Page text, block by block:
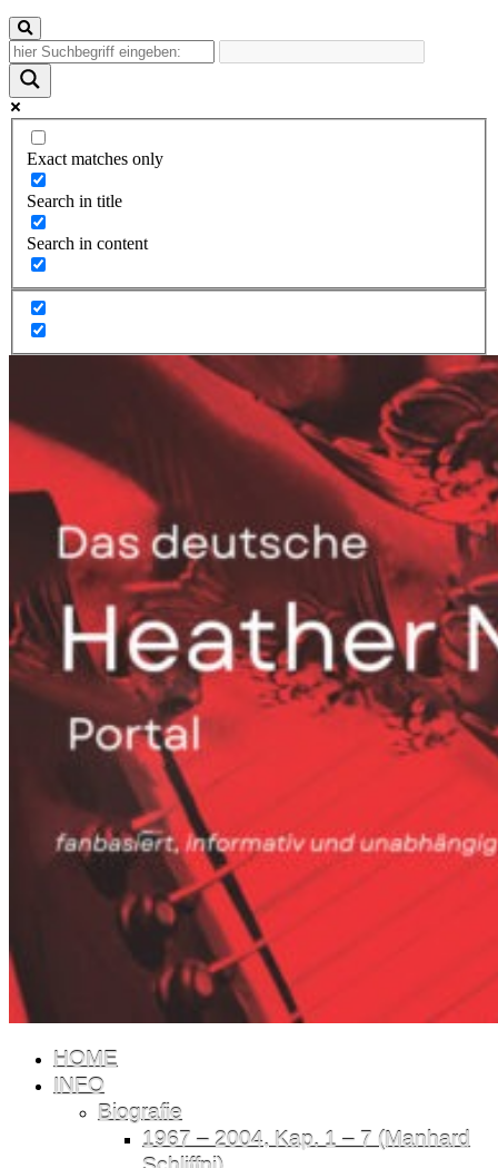
Exact matches only
Search in title
Search in content
HOME
INFO
Biografie
1967 – 2004, Kap. 1 – 7 (Manhard